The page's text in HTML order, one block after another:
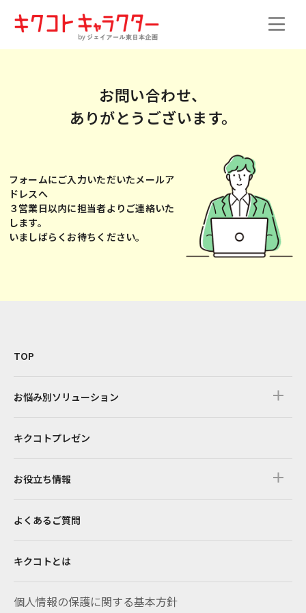
お問い合わせ、
ありがとうございます。
フォームにご入力いただいたメールア
ドレスへ
３営業日以内に担当者よりご連絡いた
します。
いましばらくお待ちください。
TOP
お悩み別ソリューション
キクコトプレゼン
お役立ち情報
よくあるご質問
キクコトとは
個人情報の保護に関する基本方針